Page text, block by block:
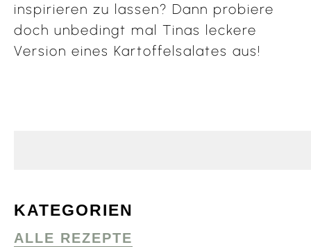
inspirieren zu lassen? Dann probiere
doch unbedingt mal Tinas leckere
Version eines Kartoffelsalates aus!
KATEGORIEN
ALLE REZEPTE